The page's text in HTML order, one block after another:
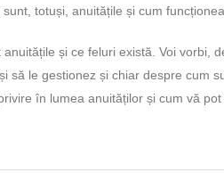
totuși, anuitățile și cum
și ce feluri există. Voi vorbi,
să le gestionez și chiar despre cum
în lumea anuităților și cum vă